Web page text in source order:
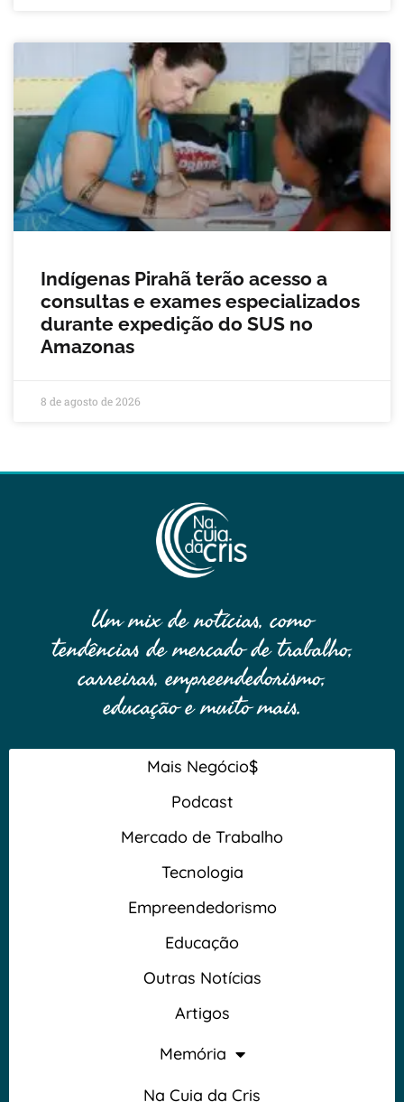
Indígenas Pirahã terão acesso a
consultas e exames especializados
durante expedição do SUS no
Amazonas
8 de agosto de 2026
Um mix de notícias, como
tendências de mercado de trabalho,
carreiras, empreendedorismo,
educação e muito mais.
Mais Negócio$
Podcast
Mercado de Trabalho
Tecnologia
Empreendedorismo
Educação
Outras Notícias
Artigos
Memória
Na Cuia da Cris